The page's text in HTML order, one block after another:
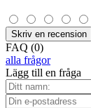
Skriv en recension
FAQ (0)
alla frågor
Lägg till en fråga